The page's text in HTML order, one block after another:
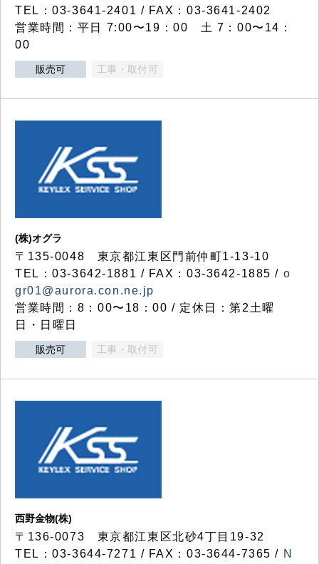
TEL：03-3641-2401 / FAX：03-3641-2402
営業時間：平日 7:00〜19：00 土 7：00〜14：
00
販売可 工事・取付可
(株)オグラ
〒135-0048 東京都江東区門前仲町1-13-10
TEL：03-3642-1881 / FAX：03-3642-1885 / o
gr01@aurora.con.ne.jp
営業時間：8：00〜18：00 / 定休日：第2土曜
日・日曜日
販売可 工事・取付可
西野金物(株)
〒136-0073 東京都江東区北砂4丁目19-32
TEL：03‐3644‐7271 / FAX：03-3644-7365 / N